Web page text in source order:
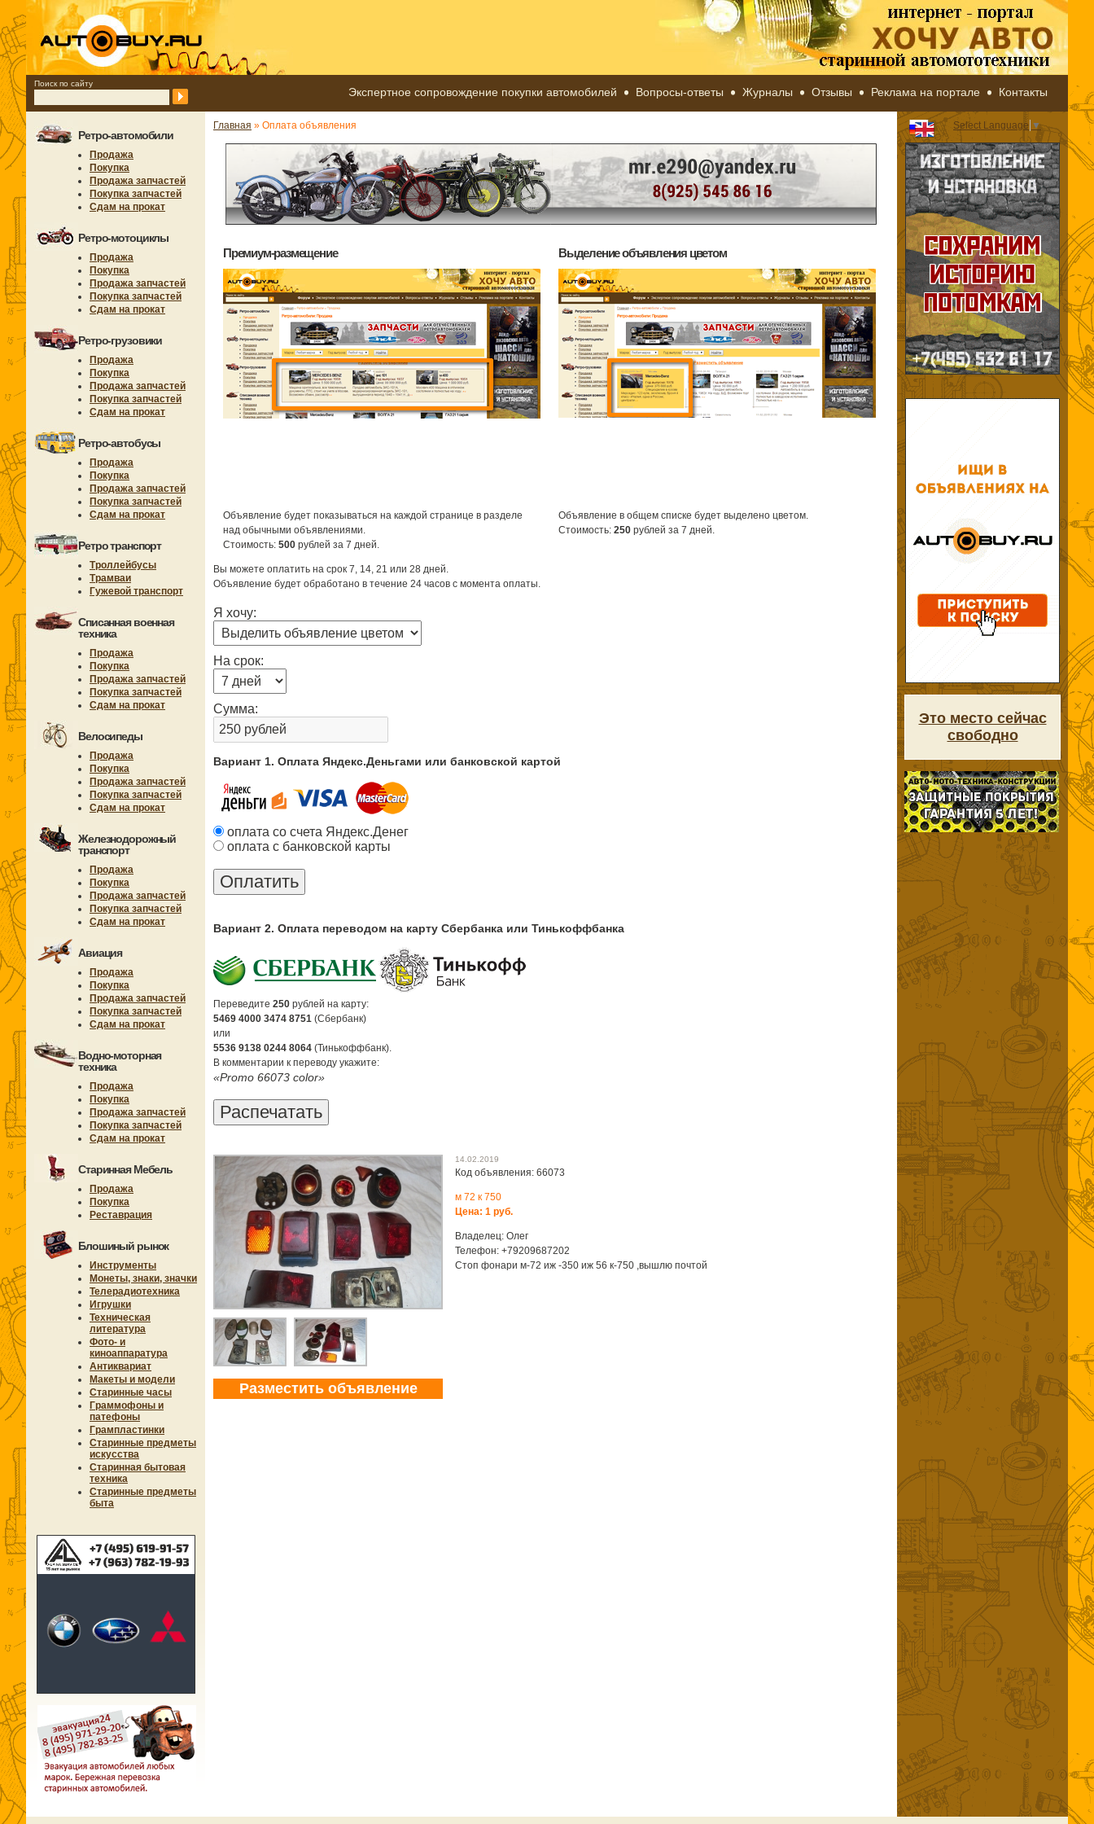
Поиск по сайту
Экспертное сопровождение покупки автомобилей Вопросы-ответы Журналы Отзывы Реклама на портале Контакты
Ретро-автомобили
Продажа
Покупка
Продажа запчастей
Покупка запчастей
Сдам на прокат
Ретро-мотоциклы
Продажа
Покупка
Продажа запчастей
Покупка запчастей
Сдам на прокат
Ретро-грузовики
Продажа
Покупка
Продажа запчастей
Покупка запчастей
Сдам на прокат
Ретро-автобусы
Продажа
Покупка
Продажа запчастей
Покупка запчастей
Сдам на прокат
Ретро транспорт
Троллейбусы
Трамваи
Гужевой транспорт
Списанная военная
техника
Продажа
Покупка
Продажа запчастей
Покупка запчастей
Сдам на прокат
Велосипеды
Продажа
Покупка
Продажа запчастей
Покупка запчастей
Сдам на прокат
Железнодорожный
транспорт
Продажа
Покупка
Продажа запчастей
Покупка запчастей
Сдам на прокат
Авиация
Продажа
Покупка
Продажа запчастей
Покупка запчастей
Сдам на прокат
Водно-моторная
техника
Продажа
Покупка
Продажа запчастей
Покупка запчастей
Сдам на прокат
Старинная Мебель
Продажа
Покупка
Реставрация
Блошиный рынок
Инструменты
Монеты, знаки, значки
Телерадиотехника
Игрушки
Техническая
литература
Фото- и
киноаппаратура
Антиквариат
Макеты и модели
Старинные часы
Граммофоны и
патефоны
Грампластинки
Старинные предметы
искусства
Старинная бытовая
техника
Старинные предметы
быта
Главная » Оплата объявления
Премиум-размещение
Объявление будет показываться на каждой странице в разделе
над обычными объявлениями.
Стоимость: 500 рублей за 7 дней.
Выделение объявления цветом
Объявление в общем списке будет выделено цветом.
Стоимость: 250 рублей за 7 дней.
Вы можете оплатить на срок 7, 14, 21 или 28 дней.
Объявление будет обработано в течение 24 часов с момента оплаты.
Я хочу:
На срок:
Сумма:
Вариант 1. Оплата Яндекс.Деньгами или банковской картой
оплата со счета Яндекс.Денег
оплата с банковской карты
Вариант 2. Оплата переводом на карту Сбербанка или Тинькоффбанка
Переведите 250 рублей на карту:
5469 4000 3474 8751 (Сбербанк)
или
5536 9138 0244 8064 (Тинькоффбанк).
В комментарии к переводу укажите:
«Promo 66073 color»
Разместить объявление
14.02.2019
Код объявления: 66073
м 72 к 750
Цена: 1 руб.
Владелец: Олег
Телефон: +79209687202
Стоп фонари м-72 иж -350 иж 56 к-750 ,вышлю почтой
Select Language ▼
Это место сейчас
свободно